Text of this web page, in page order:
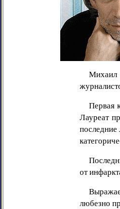
Михаил
Первая
Лауреат
последние
от
любезно